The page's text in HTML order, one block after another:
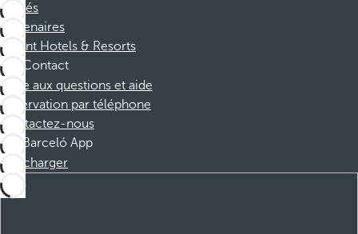
Affiliés
Partenaires
Dorint Hotels & Resorts
Contact
Foire aux questions et aide
Réservation par téléphone
Contactez-nous
Barceló App
Télécharger